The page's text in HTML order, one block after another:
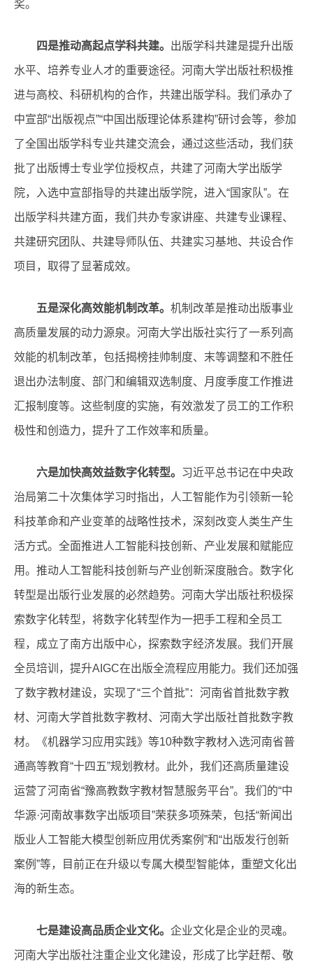
奖。
四是推动高起点学科共建。 出版学科共建是提升出版
水平、培养专业人才的重要途径。河南大学出版社积极推
进与高校、科研机构的合作，共建出版学科。我们承办了
中宣部“出版视点”“中国出版理论体系建构”研讨会等，参加
了全国出版学科专业共建交流会，通过这些活动，我们获
批了出版博士专业学位授权点，共建了河南大学出版学
院，入选中宣部指导的共建出版学院，进入“国家队”。在
出版学科共建方面，我们共办专家讲座、共建专业课程、
共建研究团队、共建导师队伍、共建实习基地、共设合作
项目，取得了显著成效。
五是深化高效能机制改革。 机制改革是推动出版事业
高质量发展的动力源泉。河南大学出版社实行了一系列高
效能的机制改革，包括揭榜挂帅制度、末等调整和不胜任
退出办法制度、部门和编辑双选制度、月度季度工作推进
汇报制度等。这些制度的实施，有效激发了员工的工作积
极性和创造力，提升了工作效率和质量。
六是加快高效益数字化转型。 习近平总书记在中央政
治局第二十次集体学习时指出，人工智能作为引领新一轮
科技革命和产业变革的战略性技术，深刻改变人类生产生
活方式。全面推进人工智能科技创新、产业发展和赋能应
用。推动人工智能科技创新与产业创新深度融合。数字化
转型是出版行业发展的必然趋势。河南大学出版社积极探
索数字化转型，将数字化转型作为一把手工程和全员工
程，成立了南方出版中心，探索数字经济发展。我们开展
全员培训，提升AIGC在出版全流程应用能力。我们还加强
了数字教材建设，实现了“三个首批”：河南省首批数字教
材、河南大学首批数字教材、河南大学出版社首批数字教
材。《机器学习应用实践》等10种数字教材入选河南省普
通高等教育“十四五”规划教材。此外，我们还高质量建设
运营了河南省“豫高教数字教材智慧服务平台”。我们的“中
华源·河南故事数字出版项目”荣获多项殊荣，包括“新闻出
版业人工智能大模型创新应用优秀案例”和“出版发行创新
案例”等，目前正在升级以专属大模型智能体，重塑文化出
海的新生态。
七是建设高品质企业文化。 企业文化是企业的灵魂。
河南大学出版社注重企业文化建设，形成了比学赶帮、敬